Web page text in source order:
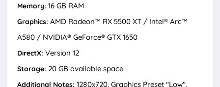
Memory: 16 GB RAM
Graphics: AMD Radeon™ RX 5500 XT / Intel® Arc™
A580 / NVIDIA® GeForce® GTX 1650
DirectX: Version 12
Storage: 20 GB available space
Additional Notes: 1280x720, Graphics Preset "Low",